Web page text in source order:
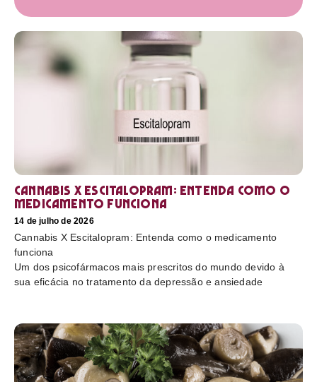
Cannabis X Escitalopram: Entenda como o
medicamento funciona
14 de julho de 2026
Cannabis X Escitalopram: Entenda como o medicamento
funciona
Um dos psicofármacos mais prescritos do mundo devido à
sua eficácia no tratamento da depressão e ansiedade